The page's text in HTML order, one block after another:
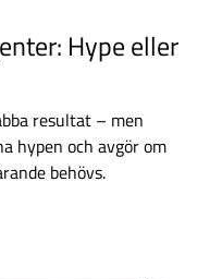
Hype eller
resultat – men
hypen och avgör om
behövs.